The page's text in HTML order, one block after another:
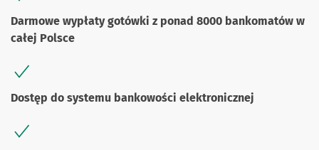
Darmowe wypłaty gotówki z ponad 8000 bankomatów w
całej Polsce
Dostęp do systemu bankowości elektronicznej